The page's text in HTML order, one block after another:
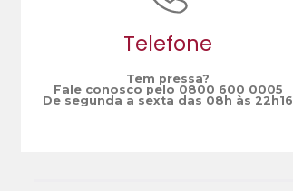
Telefone
Tem pressa?
Fale conosco pelo 0800 600 0005
De segunda a sexta das 08h às 22h16